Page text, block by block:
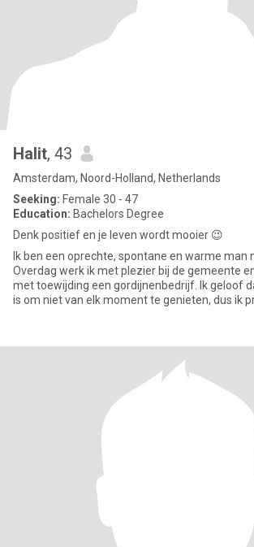
Halit, 43
Amsterdam, Noord-Holland, Netherlands
Seeking: Female 30 - 47
Education: Bachelors Degree
Denk positief en je leven wordt mooier 😉
Ik ben een oprechte, spontane en warme man
Overdag werk ik met plezier bij de gemeente
met toewijding een gordijnenbedrijf. Ik geloof
is om niet van elk moment te genieten, dus ik